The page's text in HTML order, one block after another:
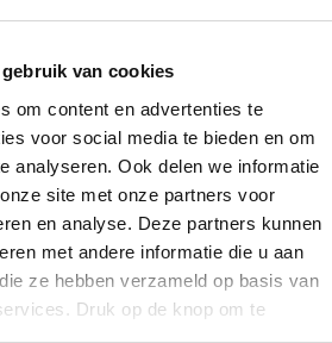
van cookies
om content en advertenties te
voor social media te bieden en om
analyseren. Ook delen we informatie
site met onze partners voor
en analyse. Deze partners kunnen
met andere informatie die u aan
ze hebben verzameld op basis van
Druk op de knop om te
op maat nodig?